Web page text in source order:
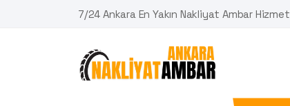
7/24 Ankara En Yakın Nakliyat Ambar